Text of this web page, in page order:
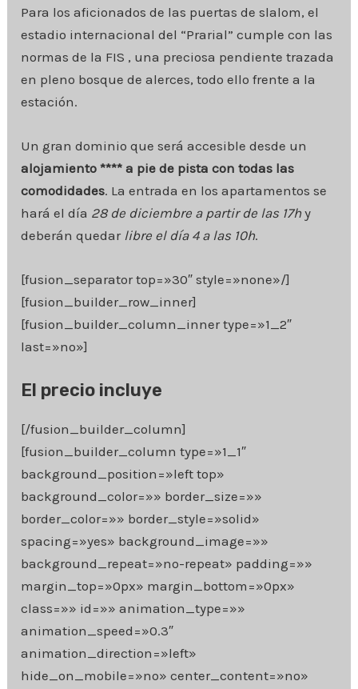
Para los aficionados de las puertas de slalom, el
estadio internacional del “Prarial” cumple con las
normas de la FIS , una preciosa pendiente trazada
en pleno bosque de alerces, todo ello frente a la
estación.
Un gran dominio que será accesible desde un
alojamiento **** a pie de pista con todas las
comodidades. La entrada en los apartamentos se
hará el día 28 de diciembre a partir de las 17h y
deberán quedar libre el día 4 a las 10h.
[fusion_separator top=»30″ style=»none»/]
[fusion_builder_row_inner]
[fusion_builder_column_inner type=»1_2″
last=»no»]
El precio incluye
[/fusion_builder_column]
[fusion_builder_column type=»1_1″
background_position=»left top»
background_color=»» border_size=»»
border_color=»» border_style=»solid»
spacing=»yes» background_image=»»
background_repeat=»no-repeat» padding=»»
margin_top=»0px» margin_bottom=»0px»
class=»» id=»» animation_type=»»
animation_speed=»0.3″
animation_direction=»left»
hide_on_mobile=»no» center_content=»no»